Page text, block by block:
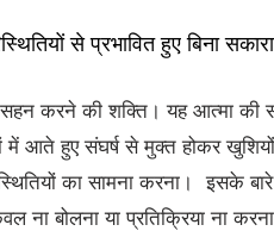
से प्रभावित हुए बिना
सहन करने की शक्ति। यह आत्मा
में आते हुए संघर्ष से मुक्त होकर
का सामना करना। इसके
बोलना या प्रतिक्रिया ना